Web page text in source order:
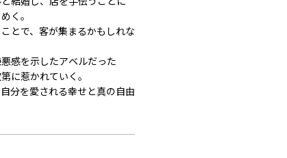
く。
とで、客が集まるかもしれな
感を示したアベルだった
に惹かれていく。
分を愛される幸せと真の自由